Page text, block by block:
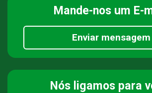
Mande-nos um E-
Enviar mensagem
Nós ligamos para